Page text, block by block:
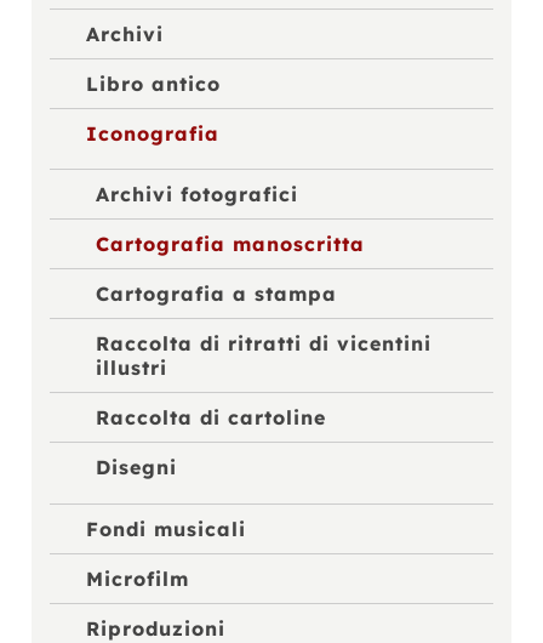
Archivi
Libro antico
Iconografia
Archivi fotografici
Cartografia manoscritta
Cartografia a stampa
Raccolta di ritratti di vicentini
illustri
Raccolta di cartoline
Disegni
Fondi musicali
Microfilm
Riproduzioni